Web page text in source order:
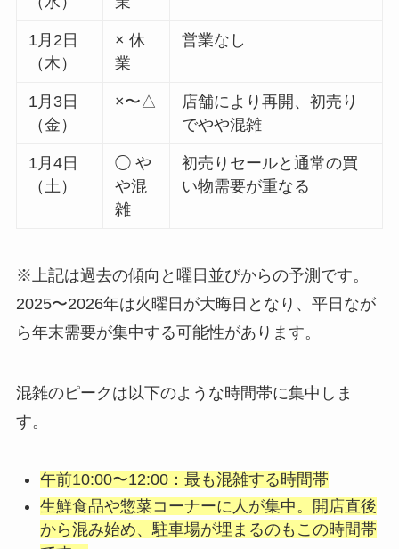
1月2日
（木）
× 休
業
営業なし
1月3日
（金）
×〜△
店舗により再開、初売り
でやや混雑
1月4日
（土）
◯ や
や混
雑
初売りセールと通常の買
い物需要が重なる
※上記は過去の傾向と曜日並びからの予測です。
2025〜2026年は火曜日が大晦日となり、平日なが
ら年末需要が集中する可能性があります。
混雑のピークは以下のような時間帯に集中しま
す。
午前10:00〜12:00：最も混雑する時間帯
生鮮食品や惣菜コーナーに人が集中。開店直後
から混み始め、駐車場が埋まるのもこの時間帯